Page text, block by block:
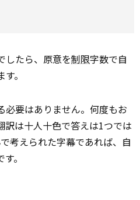
たら、原意を制限字数で自
。
必要はありません。何度もお
訳は十人十色で答えは1つでは
考えられた字幕であれば、自
。